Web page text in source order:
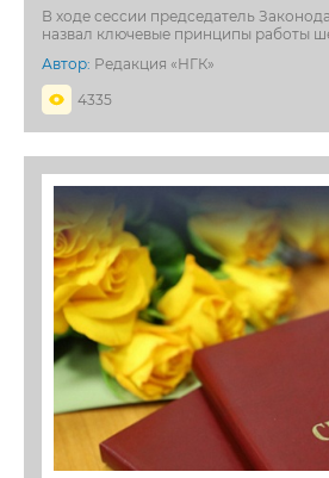
В ходе сессии председатель
назвал ключевые принципы работы
Автор: Редакция «НГК»
4335